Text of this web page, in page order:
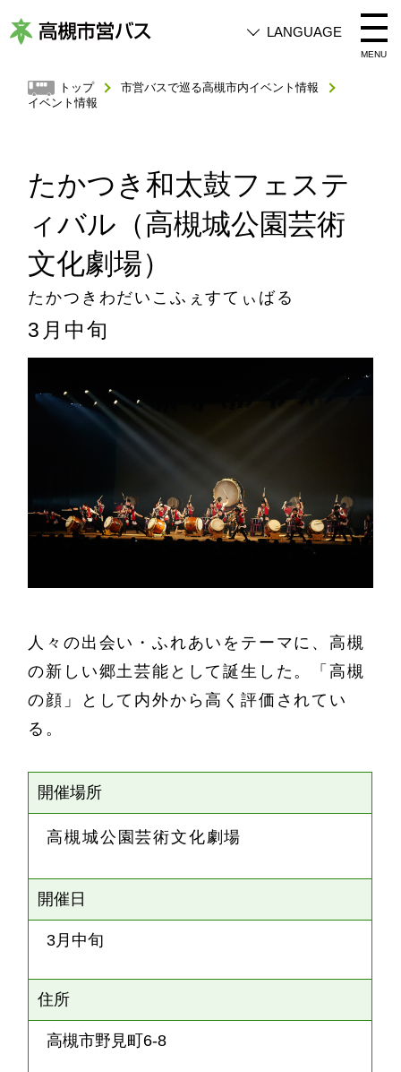
槻
バ
ス
LANGUAGE
MENU
トップ
市営バスで巡る高槻市内イベント情報
イベント情報
たかつき和太鼓フェステ
ィバル（高槻城公園芸術
文化劇場）
たかつきわだいこふぇすてぃばる
3月中旬
人々の出会い・ふれあいをテーマに、高槻
の新しい郷土芸能として誕生した。「高槻
の顔」として内外から高く評価されてい
る。
開催場所
高槻城公園芸術文化劇場
開催日
3月中旬
住所
高槻市野見町6-8